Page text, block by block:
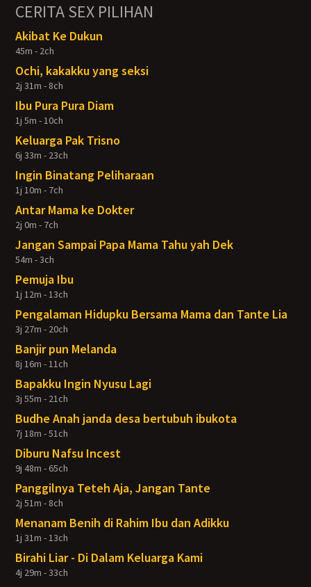
CERITA SEX PILIHAN
Akibat Ke Dukun
45m - 2ch
Ochi, kakakku yang seksi
2j 31m - 8ch
Ibu Pura Pura Diam
1j 5m - 10ch
Keluarga Pak Trisno
6j 33m - 23ch
Ingin Binatang Peliharaan
1j 10m - 7ch
Antar Mama ke Dokter
2j 0m - 7ch
Jangan Sampai Papa Mama Tahu yah Dek
54m - 3ch
Pemuja Ibu
1j 12m - 13ch
Pengalaman Hidupku Bersama Mama dan Tante Lia
3j 27m - 20ch
Banjir pun Melanda
8j 16m - 11ch
Bapakku Ingin Nyusu Lagi
3j 55m - 21ch
Budhe Anah janda desa bertubuh ibukota
7j 18m - 51ch
Diburu Nafsu Incest
9j 48m - 65ch
Panggilnya Teteh Aja, Jangan Tante
2j 51m - 8ch
Menanam Benih di Rahim Ibu dan Adikku
1j 31m - 13ch
Birahi Liar - Di Dalam Keluarga Kami
4j 29m - 33ch